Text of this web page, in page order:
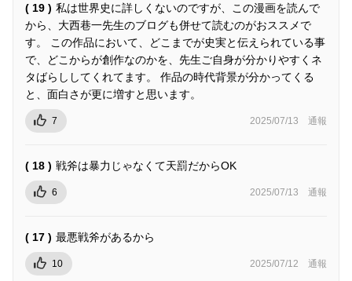
( 19 ) 私は世界史に詳しくないのですが、この漫画を読んで
から、大西巷一先生のブログも併せて読むのがおススメで
す。 この作品において、どこまでが史実と伝えられている事
で、どこからが創作なのかを、先生ご自身が分かりやすくネ
タばらししてくれてます。 作品の時代背景が分かってくる
と、面白さが更に増すと思います。
7 2025/07/13 通報
( 18 ) 戦斧は暴力じゃなくて天罰だからOK
6 2025/07/13 通報
( 17 ) 最悪戦斧があるから
10 2025/07/12 通報